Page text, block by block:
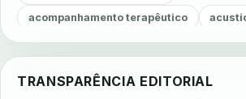
acompanhamento terapêutico
acustica clinica adesao adesao
TRANSPARÊNCIA EDITORIAL